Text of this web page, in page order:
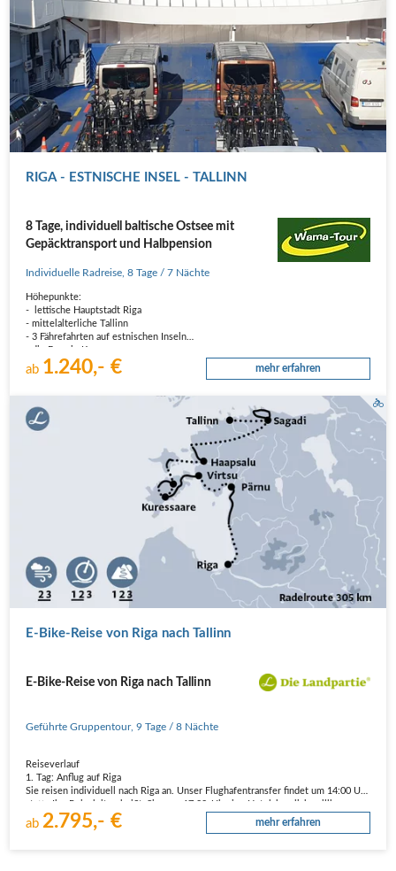
RIGA - ESTNISCHE INSEL - TALLINN
8 Tage, individuell baltische Ostsee mit
Gepäcktransport und Halbpension
Individuelle Radreise,8 Tage/ 7 Nächte
Höhepunkte:
- lettische Hauptstadt Riga
- mittelalterliche Tallinn
- 3 Fährefahrten auf estnischen Inseln
- Kliff Panga
Individuelle Anreise nach Riga. Unterbringung im Hotel. Gegen Abend haben
wir eine geführte Stadtbesichtigung geplant.…
ab 1.240,- € mehr erfahren
E-Bike-Reise von Riga nach Tallinn
E-Bike-Reise von Riga nach Tallinn
Geführte Gruppentour,9 Tage / 8 Nächte
Reiseverlauf
1. Tag: Anflug auf Riga
Sie reisen individuell nach Riga an. Unser Flughafentransfer findet um 14:00 Uhr
Anschließend bummeln wir gemeinsam durch die Stadt und lassen uns von der
besonderen Atmosphäre verzaubern:…
ab 2.795,- € mehr erfahren